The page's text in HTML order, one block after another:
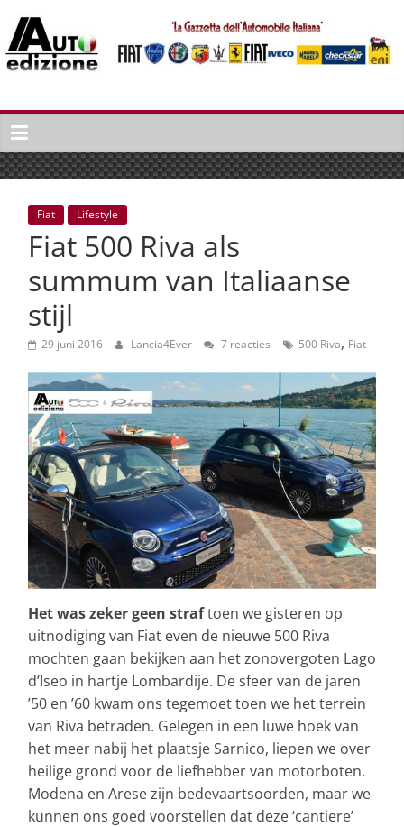
naar
inhoud
Auto
Edizione
La
Gazetta
dell'Automobile
Italiana
autonieuws
lifestyle
Fiat Lifestyle
Fiat 500 Riva als
summum van Italiaanse
stijl
29 juni 2016 Lancia4Ever 7 reacties 500 Riva, Fiat
Het was zeker geen straftoen we gisteren op
uitnodiging van Fiat even de nieuwe 500 Riva
mochten gaan bekijken aan het zonovergoten Lago
d’Iseo in hartje Lombardije. De sfeer van de jaren
’50 en ’60 kwam ons tegemoet toen we het terrein
van Riva betraden. Gelegen in een luwe hoek van
het meer nabij het plaatsje Sarnico, liepen we over
heilige grond voor de liefhebber van motorboten.
Modena en Arese zijn bedevaartsoorden, maar we
kunnen ons goed voorstellen dat deze ‘cantiere’